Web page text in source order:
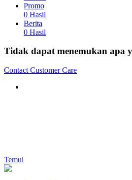
Promo
0 Hasil
Berita
0 Hasil
Tidak dapat menemukan apa
Contact Customer Care
Temui